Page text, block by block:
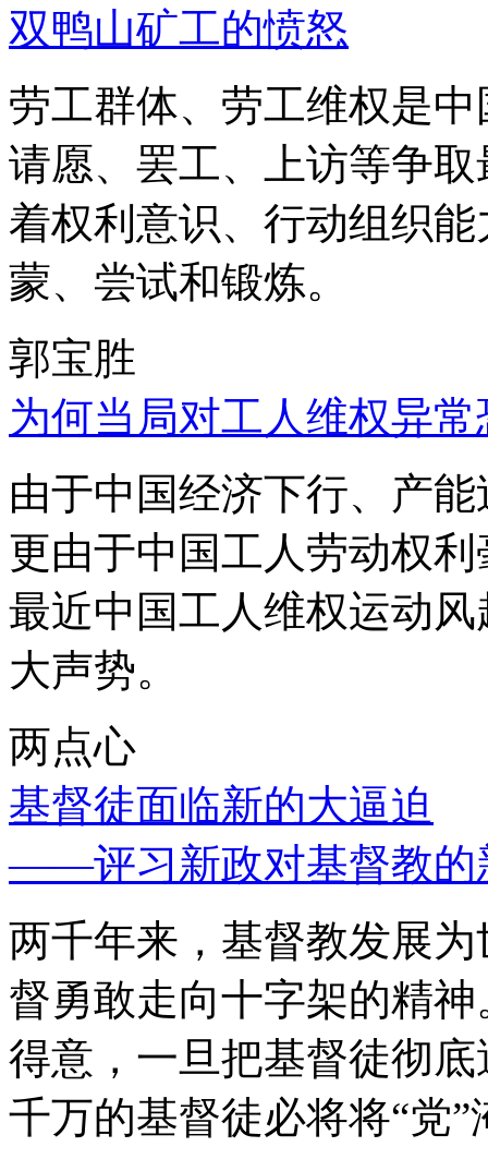
双鸭山矿工的愤怒
劳工群体、劳工维权是
请愿、罢工、上访等争
着权利意识、行动组织
蒙、尝试和锻炼。
郭宝胜
为何当局对工人维权异
由于中国经济下行、产
更由于中国工人劳动权
最近中国工人维权运动
大声势。
两点心
基督徒面临新的大逼迫
——评习新政对基督教的
两千年来，基督教发展
督勇敢走向十字架的精
得意，一旦把基督徒彻
千万的基督徒必将将“党”